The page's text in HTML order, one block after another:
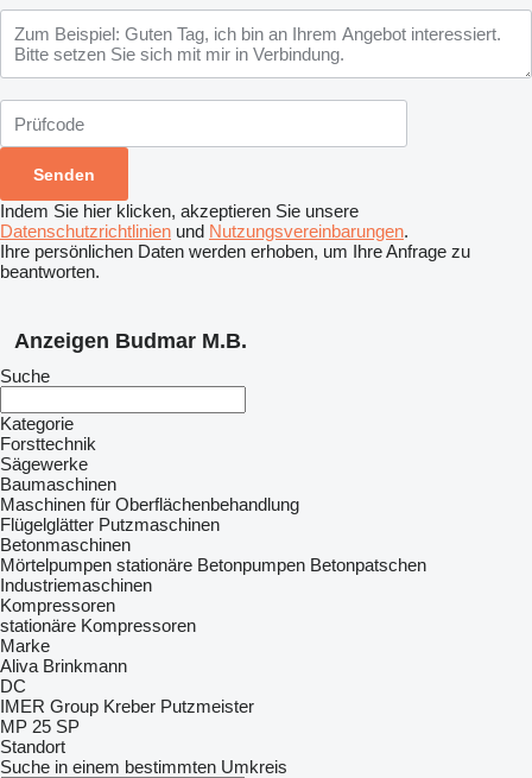
Indem Sie hier klicken, akzeptieren Sie unsere
Datenschutzrichtlinien und Nutzungsvereinbarungen.
Ihre persönlichen Daten werden erhoben, um Ihre Anfrage zu
beantworten.
Anzeigen Budmar M.B.
Suche
Kategorie
Forsttechnik
Sägewerke
Baumaschinen
Maschinen für Oberflächenbehandlung
Flügelglätter Putzmaschinen
Betonmaschinen
Mörtelpumpen stationäre Betonpumpen Betonpatschen
Industriemaschinen
Kompressoren
stationäre Kompressoren
Marke
Aliva Brinkmann
DC
IMER Group Kreber Putzmeister
MP 25 SP
Standort
Suche in einem bestimmten Umkreis